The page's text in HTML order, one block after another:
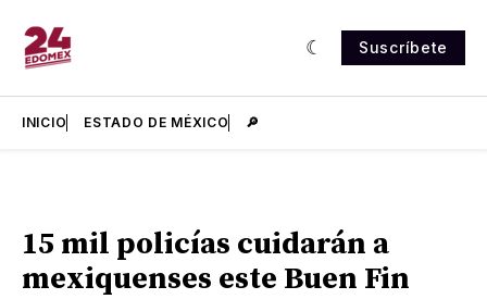
Suscríbete
INICIO ESTADO DE MÉXICO 🔎
15 mil policías cuidarán a
mexiquenses este Buen Fin